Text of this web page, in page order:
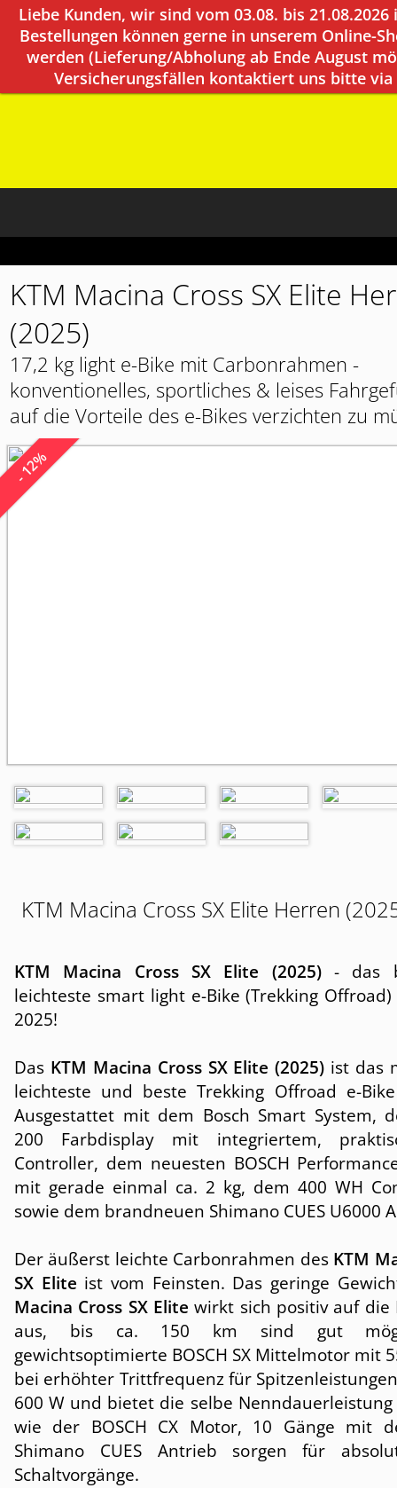
Liebe Kunden, wir sind vom 03.08. bis 21.08.2026
Bestellungen können gerne in unserem Online-
werden (Lieferung/Abholung ab Ende August
Versicherungsfällen kontaktiert uns bitte via
KTM Macina Cross SX Elite
(2025)
17,2 kg light e-Bike mit Carbonrahmen -
konventionelles, sportliches & leises
auf die Vorteile des e-Bikes verzichten zu
- 12%
KTM Macina Cross SX Elite Herren
KTM Macina Cross SX Elite (2025)- das
leichteste smart light e-Bike (Trekking Offroad)
2025!
Das KTM Macina Cross SX Elite (2025) ist das
leichteste und beste Trekking Offroad e-
Ausgestattet mit dem Bosch Smart System,
200 Farbdisplay mit integriertem,
Controller, dem neuesten BOSCH
mit gerade einmal ca. 2 kg, dem 400 WH
sowie dem brandneuen Shimano CUES U6000
Der äußerst leichte Carbonrahmen des KTM
SX Elite ist vom Feinsten. Das geringe
Macina Cross SX Elite wirkt sich positiv auf die
aus, bis ca. 150 km sind gut
gewichtsoptimierte BOSCH SX Mittelmotor mit
bei erhöhter Trittfrequenz für
600 W und bietet die selbe Nenndauerleistung
wie der BOSCH CX Motor, 10 Gänge mit
Shimano CUES Antrieb sorgen für
Schaltvorgänge.